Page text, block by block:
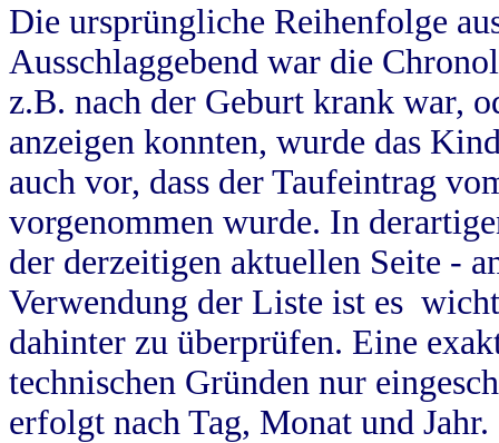
Die ursprüngliche Reihenfolge
Ausschlaggebend war die
z.B. nach der Geburt krank war,
anzeigen konnten, wurde das
auch vor, dass der Taufeintrag
vorgenommen wurde. In
der derzeitigen aktuellen Seite -
Verwendung der Liste ist es
dahinter zu überprüfen. Eine
technischen Gründen nur
erfolgt nach Tag, Monat und Jahr.